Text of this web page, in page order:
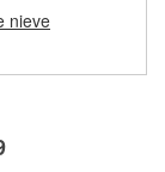
de
si pueden
o discos no
nieve